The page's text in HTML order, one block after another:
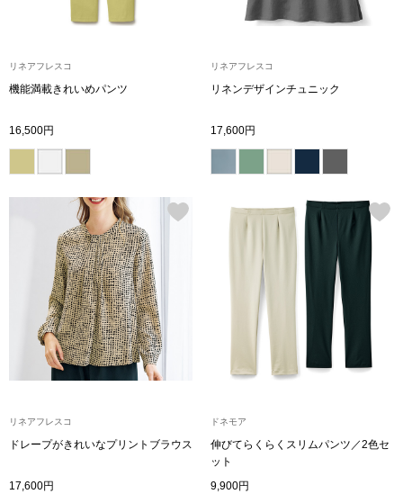
すべて見る
プ
ヘリーハンセン
カンタベリー
金谷製靴
リネアフレスコ
機能満載きれいめパンツ
16,500円
リネアフレスコ
リネンデザインチュニック
17,600円
リネアフレスコ
ドレープがきれいなプリントブラウス
17,600円
ドネモア
伸びてらくらくスリムパンツ／2色セ
ット
9,900円